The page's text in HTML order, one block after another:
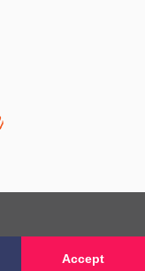
Accept